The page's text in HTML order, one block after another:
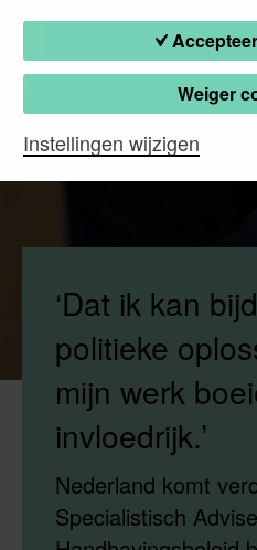
Weiger
Instellingen wijzigen
‘Dat ik kan
politieke
mijn werk
invloedrijk.’
Nederland komt
Specialistisch